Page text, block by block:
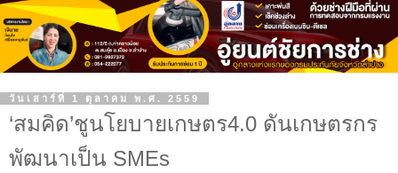
วันเสาร์ที่ 1 ตุลาคม พ.ศ. 2559
‘สมคิด’ชูนโยบายเกษตร4.0 ดันเกษตรกร
พัฒนาเป็น SMEs